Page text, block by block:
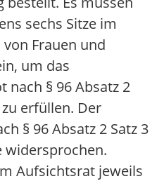
sechs Sitze im
Frauen und
um das
nach § 96 Absatz 2
erfüllen. Der
§ 96 Absatz 2 Satz 3
widersprochen.
Aufsichtsrat jeweils